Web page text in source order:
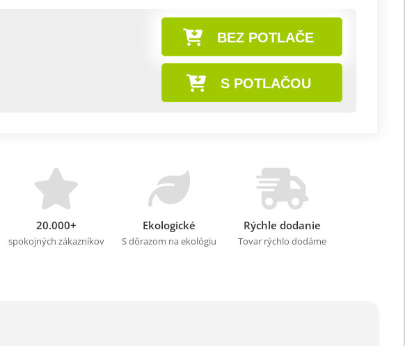
BEZ POTLAČE
S POTLAČOU
20.000+
spokojných zákazníkov
Ekologické
S dôrazom na ekológiu
Rýchle dodanie
Tovar rýchlo dodáme